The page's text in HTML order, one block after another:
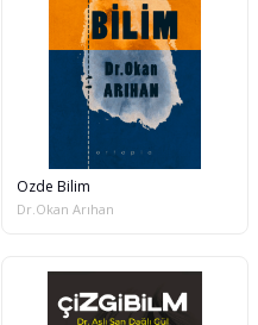
Özde Bilim
Dr.Okan Arıhan